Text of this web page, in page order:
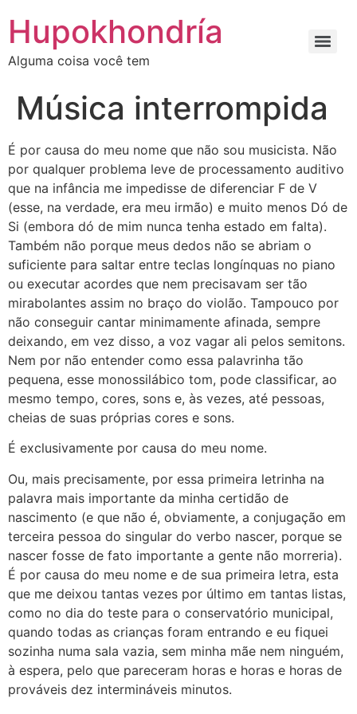
para
conteúdo
Hupokhondría
Alguma coisa você tem
Música interrompida
É por causa do meu nome que não sou musicista. Não
por qualquer problema leve de processamento auditivo
que na infância me impedisse de diferenciar F de V
(esse, na verdade, era meu irmão) e muito menos Dó de
Si (embora dó de mim nunca tenha estado em falta).
Também não porque meus dedos não se abriam o
suficiente para saltar entre teclas longínquas no piano
ou executar acordes que nem precisavam ser tão
mirabolantes assim no braço do violão. Tampouco por
não conseguir cantar minimamente afinada, sempre
deixando, em vez disso, a voz vagar ali pelos semitons.
Nem por não entender como essa palavrinha tão
pequena, esse monossilábico tom, pode classificar, ao
mesmo tempo, cores, sons e, às vezes, até pessoas,
cheias de suas próprias cores e sons.
É exclusivamente por causa do meu nome.
Ou, mais precisamente, por essa primeira letrinha na
palavra mais importante da minha certidão de
nascimento (e que não é, obviamente, a conjugação em
terceira pessoa do singular do verbo nascer, porque se
nascer fosse de fato importante a gente não morreria).
É por causa do meu nome e de sua primeira letra, esta
que me deixou tantas vezes por último em tantas listas,
como no dia do teste para o conservatório municipal,
quando todas as crianças foram entrando e eu fiquei
sozinha numa sala vazia, sem minha mãe nem ninguém,
à espera, pelo que pareceram horas e horas e horas de
prováveis dez intermináveis minutos.